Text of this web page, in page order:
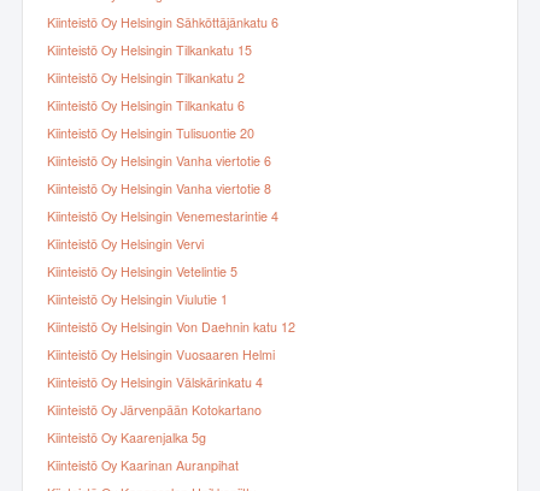
Kiinteistö Oy Helsingin Sähköttäjänkatu 6
Kiinteistö Oy Helsingin Tilkankatu 15
Kiinteistö Oy Helsingin Tilkankatu 2
Kiinteistö Oy Helsingin Tilkankatu 6
Kiinteistö Oy Helsingin Tulisuontie 20
Kiinteistö Oy Helsingin Vanha viertotie 6
Kiinteistö Oy Helsingin Vanha viertotie 8
Kiinteistö Oy Helsingin Venemestarintie 4
Kiinteistö Oy Helsingin Vervi
Kiinteistö Oy Helsingin Vetelintie 5
Kiinteistö Oy Helsingin Viulutie 1
Kiinteistö Oy Helsingin Von Daehnin katu 12
Kiinteistö Oy Helsingin Vuosaaren Helmi
Kiinteistö Oy Helsingin Välskärinkatu 4
Kiinteistö Oy Järvenpään Kotokartano
Kiinteistö Oy Kaarenjalka 5g
Kiinteistö Oy Kaarinan Auranpihat